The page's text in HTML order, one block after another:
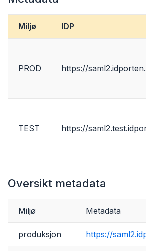
Miljø IDP
PROD https://
TEST https://
Oversikt metadata
Miljø Metadata
produksjon https://